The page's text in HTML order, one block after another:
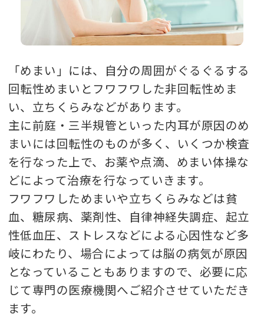
「めまい」には、自分の周囲がぐるぐるする
回転性めまいとフワフワした非回転性めま
い、立ちくらみなどがあります。
主に前庭・三半規管といった内耳が原因のめ
まいには回転性のものが多く、いくつか検査
を行なった上で、お薬や点滴、めまい体操な
どによって治療を行なっていきます。
フワフワしためまいや立ちくらみなどは貧
血、糖尿病、薬剤性、自律神経失調症、起立
性低血圧、ストレスなどによる心因性など多
岐にわたり、場合によっては脳の病気が原因
となっていることもありますので、必要に応
じて専門の医療機関へご紹介させていただき
ます。